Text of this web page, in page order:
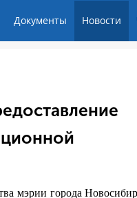
Документы Новости
мэрии города